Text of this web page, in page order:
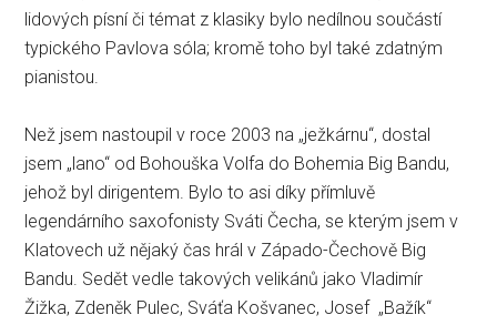
lidových písní či témat z klasiky bylo nedílnou součástí
typického Pavlova sóla; kromě toho byl také zdatným
pianistou.
Než jsem nastoupil v roce 2003 na „ježkárnu“, dostal
jsem „lano“ od Bohouška Volfa do Bohemia Big Bandu,
jehož byl dirigentem. Bylo to asi díky přímluvě
legendárního saxofonisty Sváti Čecha, se kterým jsem v
Klatovech už nějaký čas hrál v Západo-Čechově Big
Bandu. Sedět vedle takových velikánů jako Vladimír
Žižka, Zdeněk Pulec, Sváťa Košvanec, Josef „Bažík“